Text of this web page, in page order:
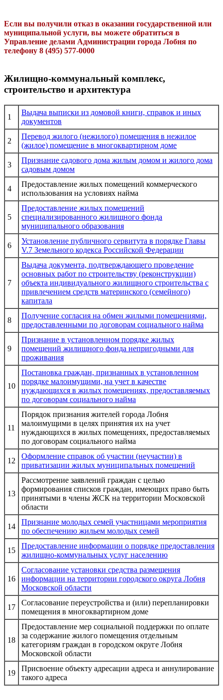
Если вы получили отказ в оказании государственной или
муниципальной услуги, вы можете обратиться в
Управление делами Администрации города Лобня по
телефону 8 (495) 577-0000
Жилищно-коммунальный комплекс,
строительство и архитектура
1
Выдача выписки из домовой книги, справок и иных
документов
2
Перевод жилого (нежилого) помещения в нежилое
(жилое) помещение в многоквартирном доме
3
Признание садового дома жилым домом и жилого дома
садовым домом
4
Предоставление жилых помещений коммерческого
использования на условиях найма
5
Предоставление жилых помещений
специализированного жилищного фонда
муниципального образования
6
Установление публичного сервитута в порядке Главы
V.7 Земельного кодекса Российской Федерации
7
Выдача документа, подтверждающего проведение
основных работ по строительству (реконструкции)
объекта индивидуального жилищного строительства с
привлечением средств материнского (семейного)
капитала
8
Получение согласия на обмен жилыми помещениями,
предоставленными по договорам социального найма
9
Признание в установленном порядке жилых
помещений жилищного фонда непригодными для
проживания
10
Постановка граждан, признанных в установленном
порядке малоимущими, на учет в качестве
нуждающихся в жилых помещениях, предоставляемых
по договорам социального найма
11
Порядок признания жителей города Лобня
малоимущими в целях принятия их на учет
нуждающихся в жилых помещениях, предоставляемых
по договорам социального найма
12
Оформление справок об участии (неучастии) в
приватизации жилых муниципальных помещений
13
Рассмотрение заявлений граждан с целью
формирования списков граждан, имеющих право быть
принятыми в члены ЖСК на территории Московской
области
14
Признание молодых семей участницами мероприятия
по обеспечению жильем молодых семей
15
Предоставление информации о порядке предоставления
жилищно-коммунальных услуг населению
16
Согласование установки средства размещения
информации на территории городского округа Лобня
Московской области
17
Согласование переустройства и (или) перепланировки
помещения в многоквартирном доме
18
Предоставление мер социальной поддержки по оплате
за содержание жилого помещения отдельным
категориям граждан в городском округе Лобня
Московской области
19
Присвоение объекту адресации адреса и аннулирование
такого адреса